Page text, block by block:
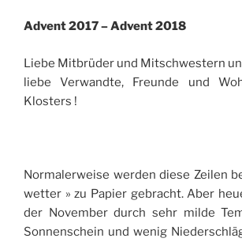
Advent 2017 – Advent 2018
Liebe Mit­brü­der und Mit­sch­wes­tern
liebe Ver­wandte, Freunde und
Klosters !
Nor­ma­ler­weise wer­den diese Zei­len
wet­ter » zu Papier gebracht. Aber
der Novem­ber durch sehr milde
Son­nen­schein und wenig